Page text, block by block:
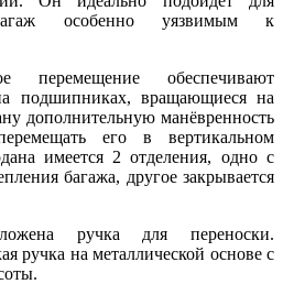
особенно уязвимым к
перемещение обеспечивают
подшипниках, вращающиеся на
дополнительную манёвренность
его в вертикальном
имеется 2 отделения, одно с
багажа, другое закрывается
ручка для переноски.
ручка на металлической основе с